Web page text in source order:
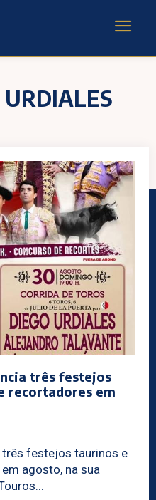
URDIALES
três festejos
recortadores em
três festejos taurinos e
agosto, na sua
de Touros...